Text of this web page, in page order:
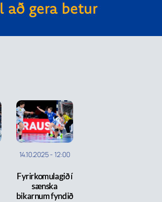
14.10.2025- 12:00
Fyrirkomulagið í
sænska
bikarnum fyndið